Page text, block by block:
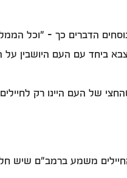
הדברים כך – "וכל
ביחד עם העם
של העם היינו רק
משמע ברמב"ם שיש